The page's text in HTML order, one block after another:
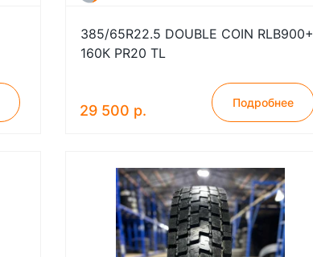
385/65R22.5 DOUBLE COIN RLB900+
160К PR20 TL
29 500 р. Подробнее